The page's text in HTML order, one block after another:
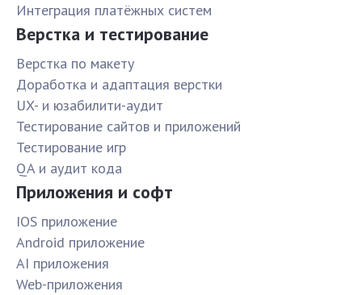
Интеграция платёжных систем
Верстка и тестирование
Верстка по макету
Доработка и адаптация верстки
UX- и юзабилити-аудит
Тестирование сайтов и приложений
Тестирование игр
QA и аудит кода
Приложения и софт
IOS приложение
Android приложение
AI приложения
Web-приложения